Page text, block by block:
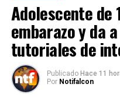
Adolescente de
embarazo y da
tutoriales de
Publicado Hace 11
Por Notifalcon